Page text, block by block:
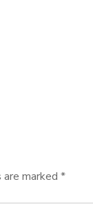
marked *